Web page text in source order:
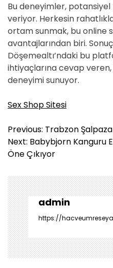
Bu deneyimler,
veriyor. Herkesin
ortam sunmak, bu online
avantajlarından biri.
Döşemealtı’ndaki bu
ihtiyaçlarına cevap veren,
deneyimi sunuyor.
Sex Shop Sitesi
Y
a
z
g
e
z
i
n
m
e
Previous: Trabzon
Next: Babybjorn Kanguru
Öne Çıkıyor
admin
https://